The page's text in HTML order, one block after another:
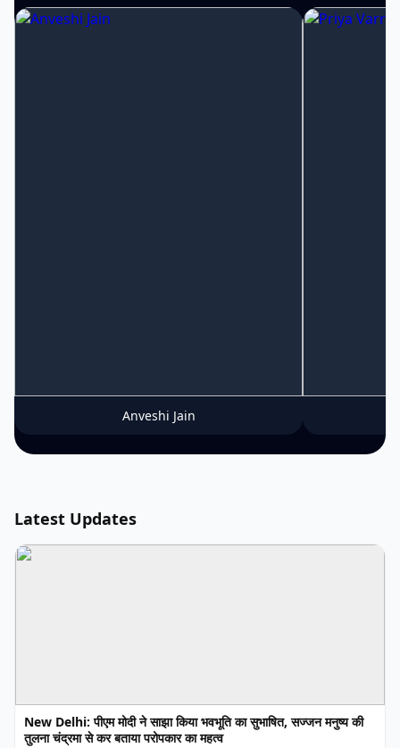
Anveshi Jain
Latest Updates
New Delhi: पीएम मोदी ने साझा किया भवभूति का सुभाषित, सज्जन मनुष्य की
तुलना चंद्रमा से कर बताया परोपकार का महत्व